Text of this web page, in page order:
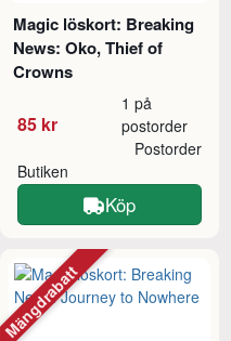
Magic löskort: Breaking
News: Oko, Thief of
Crowns
85 kr
1 på
postorder
Butiken
Postorder
Köp
Mängdrabatt